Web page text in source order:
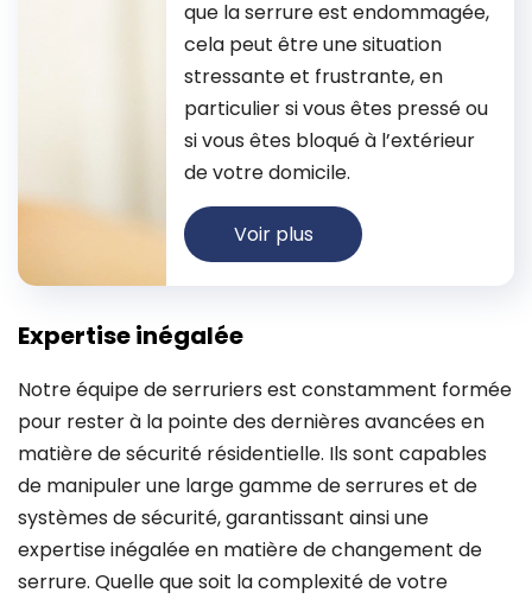
que la serrure est endommagée,
cela peut être une situation
stressante et frustrante, en
particulier si vous êtes pressé ou
si vous êtes bloqué à l’extérieur
de votre domicile.
Voir plus
Expertise inégalée
Notre équipe de serruriers est constamment formée
pour rester à la pointe des dernières avancées en
matière de sécurité résidentielle. Ils sont capables
de manipuler une large gamme de serrures et de
systèmes de sécurité, garantissant ainsi une
expertise inégalée en matière de changement de
serrure. Quelle que soit la complexité de votre